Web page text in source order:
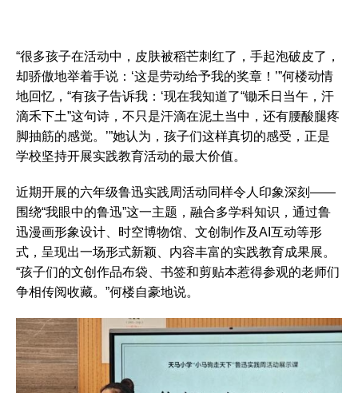
“很多孩子在活动中，皮肤被稻芒刺红了，手起泡破皮了，
却骄傲地举着手说：‘这是劳动给予我的奖章！’”何楼动情
地回忆，“有孩子告诉我：‘现在我知道了“锄禾日当午，汗
滴禾下土”这句诗，不只是汗滴在泥土当中，还有腰酸腿疼
脚抽筋的感觉。’”她认为，孩子们这样真切的感受，正是
学校坚持开展实践教育活动的最大价值。
近期开展的六年级鲁迅实践周活动同样令人印象深刻——
围绕“我眼中的鲁迅”这一主题，融合多学科知识，通过鲁
迅漫画形象设计、时空博物馆、文创制作及AI互动等形
式，呈现出一场形式新颖、内容丰富的实践教育成果展。
“孩子们的文创作品布袋、书签和剪贴本惹得参观的老师们
争相传阅收藏。”何楼自豪地说。